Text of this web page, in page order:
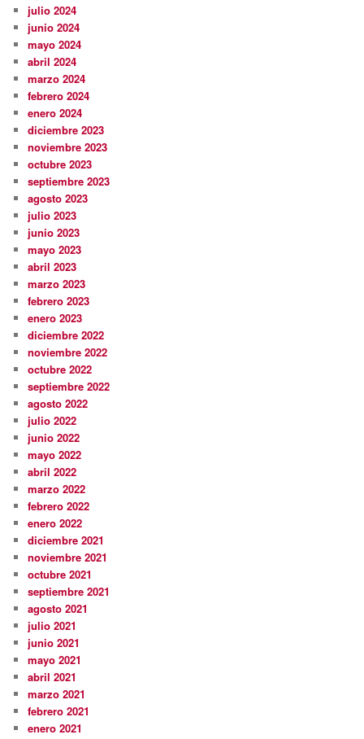
julio 2024
junio 2024
mayo 2024
abril 2024
marzo 2024
febrero 2024
enero 2024
diciembre 2023
noviembre 2023
octubre 2023
septiembre 2023
agosto 2023
julio 2023
junio 2023
mayo 2023
abril 2023
marzo 2023
febrero 2023
enero 2023
diciembre 2022
noviembre 2022
octubre 2022
septiembre 2022
agosto 2022
julio 2022
junio 2022
mayo 2022
abril 2022
marzo 2022
febrero 2022
enero 2022
diciembre 2021
noviembre 2021
octubre 2021
septiembre 2021
agosto 2021
julio 2021
junio 2021
mayo 2021
abril 2021
marzo 2021
febrero 2021
enero 2021